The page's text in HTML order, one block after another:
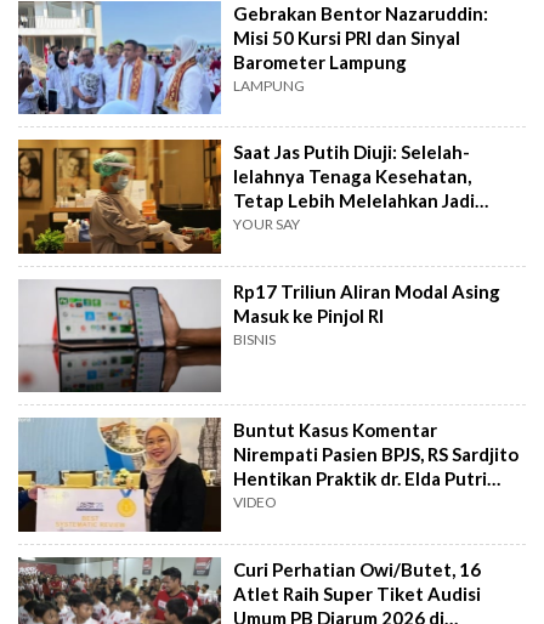
Gebrakan Bentor Nazaruddin:
Misi 50 Kursi PRI dan Sinyal
Barometer Lampung
LAMPUNG
Saat Jas Putih Diuji: Selelah-
lelahnya Tenaga Kesehatan,
Tetap Lebih Melelahkan Jadi
Pasien
YOUR SAY
Rp17 Triliun Aliran Modal Asing
Masuk ke Pinjol RI
BISNIS
Buntut Kasus Komentar
Nirempati Pasien BPJS, RS Sardjito
Hentikan Praktik dr. Elda Putri
Rahard
VIDEO
Curi Perhatian Owi/Butet, 16
Atlet Raih Super Tiket Audisi
Umum PB Djarum 2026 di